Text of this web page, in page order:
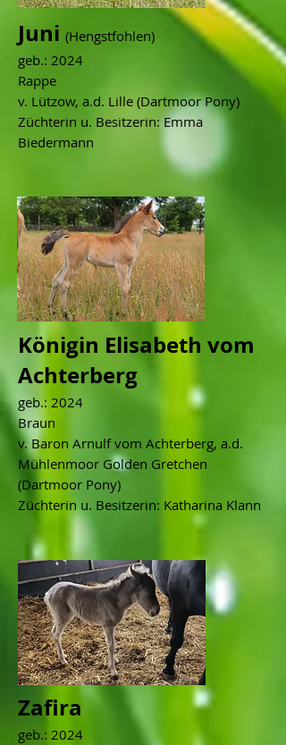
Juni (Hengstfohlen)
geb.: 2024
Rappe
v. Lützow, a.d. Lille (Dartmoor Pony)
Züchterin u. Besitzerin: Emma
Biedermann
Königin Elisabeth vom
Achterberg
geb.: 2024
Braun
v. Baron Arnulf vom Achterberg, a.d.
Mühlenmoor Golden Gretchen
(Dartmoor Pony)
Züchterin u. Besitzerin: Katharina Klann
Zafira
geb.: 2024